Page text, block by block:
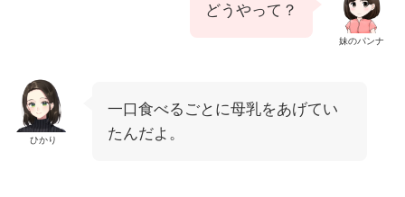
妹のパンナ
どうやって？
ひかり
一口食べるごとに母乳をあげてい
たんだよ。